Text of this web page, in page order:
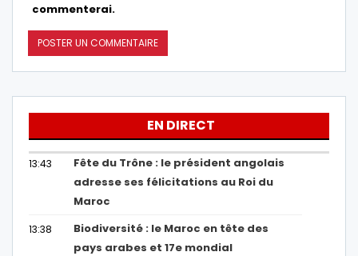
commenterai.
EN DIRECT
13:43
Fête du Trône : le président angolais
adresse ses félicitations au Roi du
Maroc
13:38
Biodiversité : le Maroc en tête des
pays arabes et 17e mondial